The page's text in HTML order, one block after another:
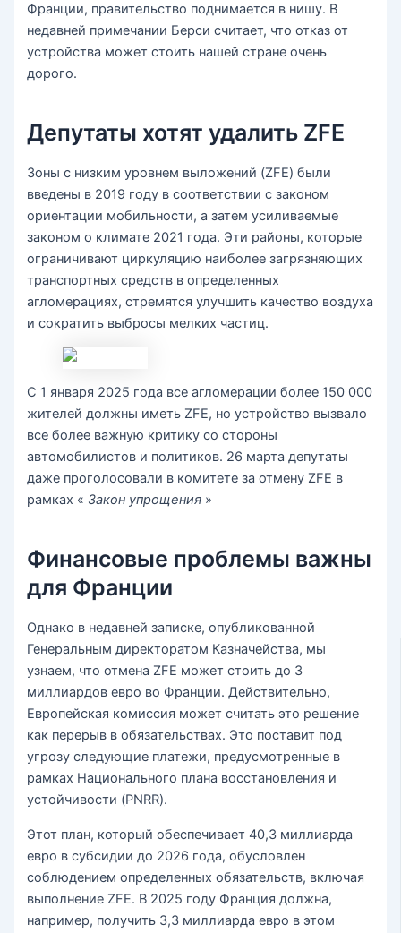
Франции, правительство поднимается в нишу. В
недавней примечании Берси считает, что отказ от
устройства может стоить нашей стране очень
дорого.
Депутаты хотят удалить ZFE
Зоны с низким уровнем выложений (ZFE) были
введены в 2019 году в соответствии с законом
ориентации мобильности, а затем усиливаемые
законом о климате 2021 года. Эти районы, которые
ограничивают циркуляцию наиболее загрязняющих
транспортных средств в определенных
агломерациях, стремятся улучшить качество воздуха
и сократить выбросы мелких частиц.
С 1 января 2025 года все агломерации более 150 000
жителей должны иметь ZFE, но устройство вызвало
все более важную критику со стороны
автомобилистов и политиков. 26 марта депутаты
даже проголосовали в комитете за отмену ZFE в
рамках « Закон упрощения »
Финансовые проблемы важны
для Франции
Однако в недавней записке, опубликованной
Генеральным директоратом Казначейства, мы
узнаем, что отмена ZFE может стоить до 3
миллиардов евро во Франции. Действительно,
Европейская комиссия может считать это решение
как перерыв в обязательствах. Это поставит под
угрозу следующие платежи, предусмотренные в
рамках Национального плана восстановления и
устойчивости (PNRR).
Этот план, который обеспечивает 40,3 миллиарда
евро в субсидии до 2026 года, обусловлен
соблюдением определенных обязательств, включая
выполнение ZFE. В 2025 году Франция должна,
например, получить 3,3 миллиарда евро в этом